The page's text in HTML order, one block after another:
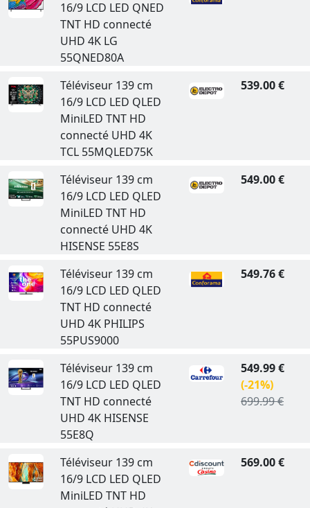
16/9 LCD LED QNED
TNT HD connecté
UHD 4K LG
55QNED80A
Téléviseur 139 cm
16/9 LCD LED QLED
MiniLED TNT HD
connecté UHD 4K
TCL 55MQLED75K
539.00 €
Téléviseur 139 cm
16/9 LCD LED QLED
MiniLED TNT HD
connecté UHD 4K
HISENSE 55E8S
549.00 €
Téléviseur 139 cm
16/9 LCD LED QLED
TNT HD connecté
UHD 4K PHILIPS
55PUS9000
549.76 €
Téléviseur 139 cm
16/9 LCD LED QLED
TNT HD connecté
UHD 4K HISENSE
55E8Q
549.99 €
(-21%)
699.99 €
Téléviseur 139 cm
16/9 LCD LED QLED
MiniLED TNT HD
569.00 €